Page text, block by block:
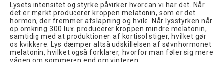
Lysets intensitet og styrke påvirker hvordan vi har det. Når
det er mørkt producerer kroppen melatonin, som er det
hormon, der fremmer afslapning og hvile. Når lysstyrken når
op omkring 300 lux, producerer kroppen mindre melatonin,
samtidig med at produktionen af kortisol stiger, hvilket gør
os kvikkere. Lys dæmper altså udskillelsen af søvnhormonet
melatonin, hvilket også forklarer, hvorfor man føler sig mere
vågen om sommeren end om vinteren.